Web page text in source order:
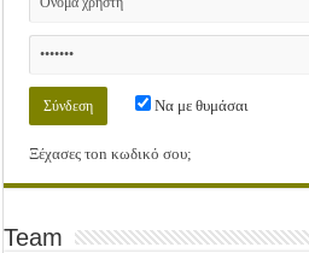
Να με θυμάσαι
Ξέχασες τοn κωδικό σου;
Team